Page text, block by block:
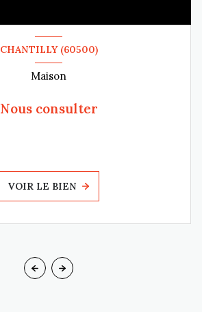
CHANTILLY (60500)
Maison
Nous consulter
VOIR LE BIEN